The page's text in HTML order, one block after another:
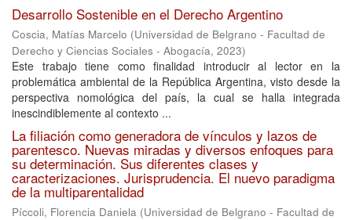
Desarrollo Sostenible en el Derecho Argentino
Coscia, Matías Marcelo (Universidad de Belgrano - Facultad de
Derecho y Ciencias Sociales - Abogacía, 2023)
Este trabajo tiene como finalidad introducir al lector en la
problemática ambiental de la República Argentina, visto desde la
perspectiva nomológica del país, la cual se halla integrada
inescindiblemente al contexto ...
La filiación como generadora de vínculos y lazos de
parentesco. Nuevas miradas y diversos enfoques para
su determinación. Sus diferentes clases y
caracterizaciones. Jurisprudencia. El nuevo paradigma
de la multiparentalidad
Píccoli, Florencia Daniela (Universidad de Belgrano - Facultad de